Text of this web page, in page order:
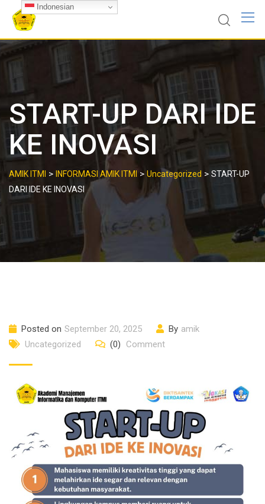
content
START-UP DARI IDE
KE INOVASI
AMIK ITMI > INFORMASI AMIK ITMI > Uncategorized > START-UP
DARI IDE KE INOVASI
Posted on September 20, 2025 By amik
Uncategorized
(0) Comment
Indonesian